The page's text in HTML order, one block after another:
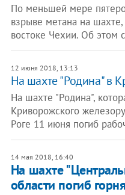
По меньшей мере
взрыве метана на
востоке Чехии. Об этом
12 июня 2018, 13:13
На шахте "Родина" в
На шахте "Родина",
Криворожского
Роге 11 июня погиб
14 мая 2018, 16:40
На шахте
области погиб